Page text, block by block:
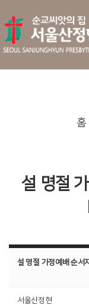
홈
설 명절
설 명절 가정예배 순서
서울산정현